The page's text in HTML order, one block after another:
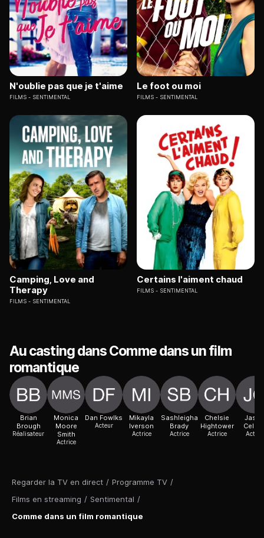
Regarder la TV en direct / Programme TV /
Films en streaming / Sentimental /
Comme dans un film romantique
N'oublie pas que je t'aime
FILMS SENTIMENTAL
Le foot ou moi
FILMS SENTIMENTAL
Camping, Love and
Therapy
FILMS SENTIMENTAL
Certains l'aiment chaud
FILMS SENTIMENTAL
Au casting dans Comme dans un film
romantique
Brian
Brough
Réalisateur
Monica
Moore
Smith
Actrice
Dan Fowlks
Acteur
Mikayla
Iverson
Actrice
Sashleigha
Brady
Actrice
Chelsie
Hightower
Actrice Acteur